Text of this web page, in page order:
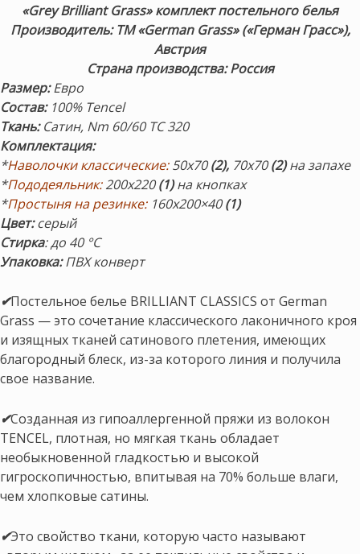
«Grey Brilliant Grass» комплект постельного белья
Производитель: ТМ «German Grass» («Герман Грасс»),
Австрия
Страна производства: Россия
Размер:Евро
Состав:100% Tencel
Ткань:Сатин, Nm 60/60 ТС 320
Комплектация:
*Наволочки классические:50х70(2), 70х70(2)на запахе
*Пододеяльник:200х220(1)на кнопках
*Простыня на резинке:160х200×40(1)
Цвет:серый
Стирка: до 40 °С
Упаковка:ПВХ конверт
✔Постельное белье BRILLIANT CLASSICS от German
Grass — это сочетание классического лаконичного кроя
и изящных тканей сатинового плетения, имеющих
благородный блеск, из-за которого линия и получила
свое название.
✔Созданная из гипоаллергенной пряжи из волокон
TENCEL, плотная, но мягкая ткань обладает
необыкновенной гладкостью и высокой
гигроскопичностью, впитывая на 70% больше влаги,
чем хлопковые сатины.
✔Это свойство ткани, которую часто называют